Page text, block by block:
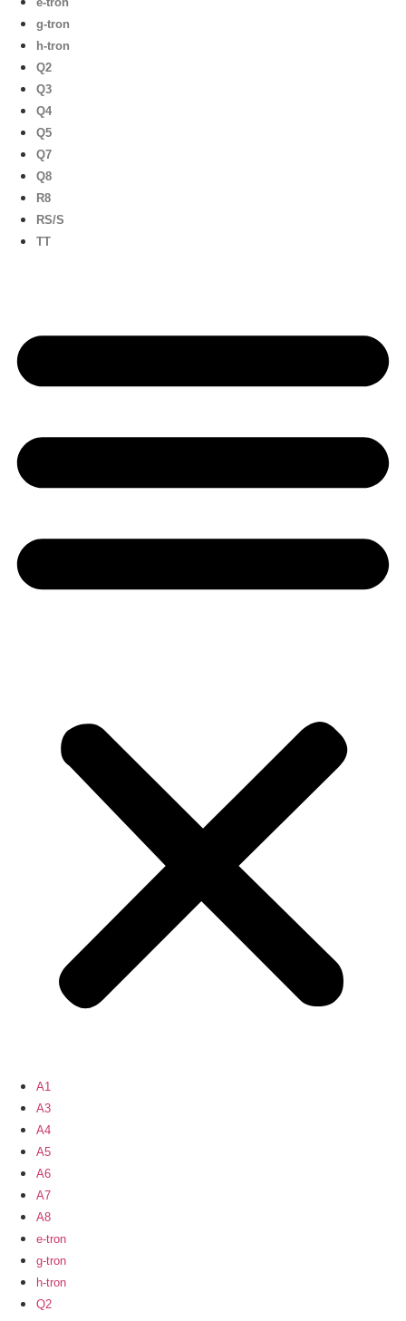
g-tron
h-tron
Q2
Q3
Q4
Q5
Q7
Q8
R8
RS/S
TT
A1
A3
A4
A5
A6
A7
A8
e-tron
g-tron
h-tron
Q2